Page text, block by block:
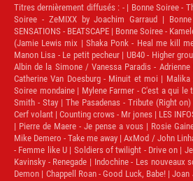
Titres dernièrement diffusés : - | Bonne Soiree -
Soiree - ZeMIXX by Joachim Garraud |
SENSATIONS - BEATSCAPE | Bonne Soiree -
(Jamie Lewis mix | Shaka Ponk - Heal me kill
Manon Lisa - Le petit pecheur | UB40 - Higher
Albin de la Simone / Vanessa Paradis -
Catherine Van Doesburg - Minuit et moi |
Soiree mondaine | Mylene Farmer - C'est a qui le
Smith - Stay | The Pasadenas - Tribute (Right
Cerf volant | Counting crows - Mr jones | LES
| Pierre de Maere - Je pense a vous | Rosie
Mike Demero - Take me away | AxMod / John
- Femme like U | Soldiers of twilight - Drive on |
Kavinsky - Renegade | Indochine - Les
Demon | Chappell Roan - Good Luck, Babe! |